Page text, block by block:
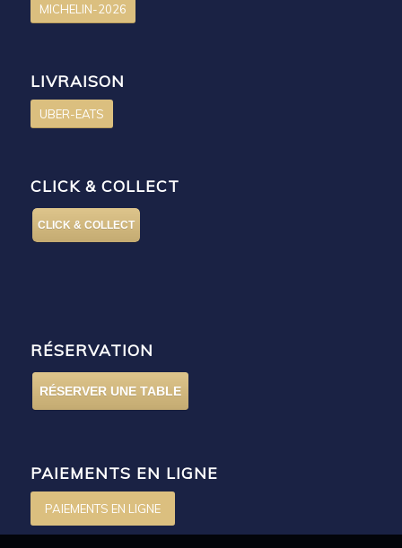
MICHELIN-2026
LIVRAISON
UBER-EATS
CLICK & COLLECT
CLICK & COLLECT
RÉSERVATION
RÉSERVER UNE TABLE
PAIEMENTS EN LIGNE
PAIEMENTS EN LIGNE